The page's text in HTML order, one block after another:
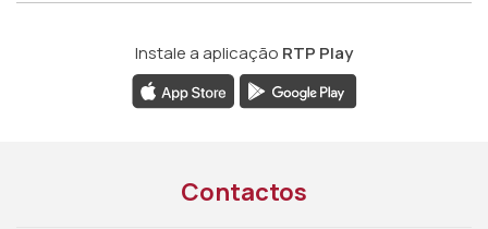
Instale a aplicação RTP Play
Contactos